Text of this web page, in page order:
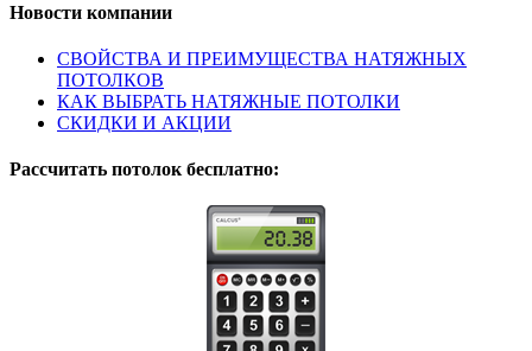
Новости компании
СВОЙСТВА И ПРЕИМУЩЕСТВА НАТЯЖНЫХ
ПОТОЛКОВ
КАК ВЫБРАТЬ НАТЯЖНЫЕ ПОТОЛКИ
СКИДКИ И АКЦИИ
Расcчитать потолок бесплатно: